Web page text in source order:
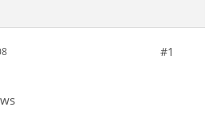
#1